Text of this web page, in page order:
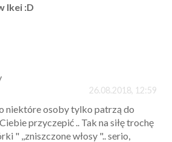
Ikei :D
26.08.2018, 12:59
niektóre osoby tylko patrzą do
przyczepić .. Tak na siłę trochę
" ,,zniszczone włosy ".. serio,